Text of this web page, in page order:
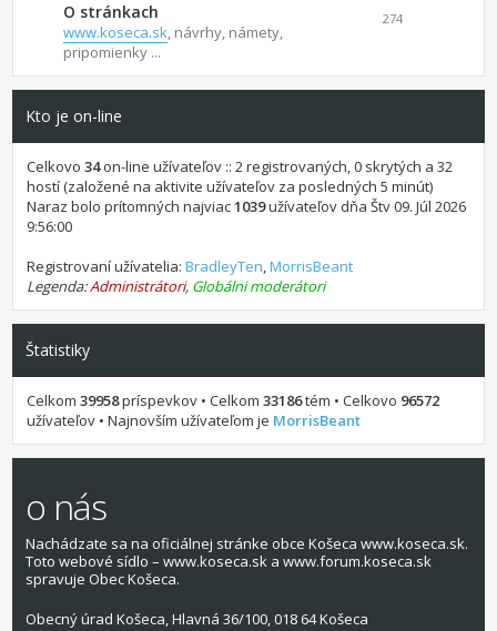
O stránkach
www.koseca.sk, návrhy, námety,
pripomienky ...
274
Kto je on-line
Celkovo34on-line užívateľov :: 2 registrovaných, 0 skrytých a 32
hostí (založené na aktivite užívateľov za posledných 5 minút)
Naraz bolo prítomných najviac1039užívateľov dňa Štv 09. Júl 2026
9:56:00
Registrovaní užívatelia:BradleyTen,MorrisBeant
Legenda:Administrátori, Globálni moderátori
Štatistiky
Celkom39958príspevkov • Celkom33186tém • Celkovo 96572
užívateľov • Najnovším užívateľom je MorrisBeant
o nás
Nachádzate sa na oficiálnej stránke obce Košeca www.koseca.sk.
Toto webové sídlo – www.koseca.sk a www.forum.koseca.sk
spravuje Obec Košeca.
Obecný úrad Košeca, Hlavná 36/100, 018 64 Košeca